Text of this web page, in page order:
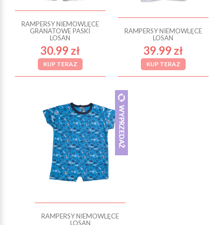
RAMPERSY NIEMOWLĘCE
GRANATOWE PASKI
LOSAN
30.99 zł
KUP TERAZ
RAMPERSY NIEMOWLĘCE
LOSAN
39.99 zł
KUP TERAZ
RAMPERSY NIEMOWLĘCE
LOSAN